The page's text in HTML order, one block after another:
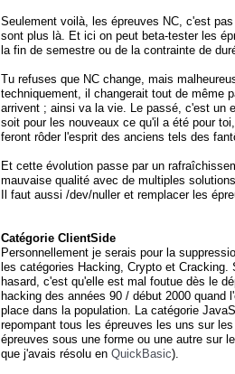
Seulement voilà, les épreuves NC, c'est
sont plus là. Et ici on peut beta-tester les
la fin de semestre ou de la contrainte de
Tu refuses que NC change, mais
techniquement, il changerait tout de même
arrivent ; ainsi va la vie. Le passé, c'est un
soit pour les nouveaux ce qu'il a été pour
feront rôder l'esprit des anciens tels des
Et cette évolution passe par un
mauvaise qualité avec de multiples
Il faut aussi /dev/nuller et remplacer les
Catégorie ClientSide
Personnellement je serais pour la
les catégories Hacking, Crypto et
hasard, c'est qu'elle est mal foutue dès le
hacking des années 90 / début 2000 quand
place dans la population. La catégorie
repompant tous les épreuves les uns sur
épreuves sous une forme ou une autre sur
que j'avais résolu en QuickBasic).